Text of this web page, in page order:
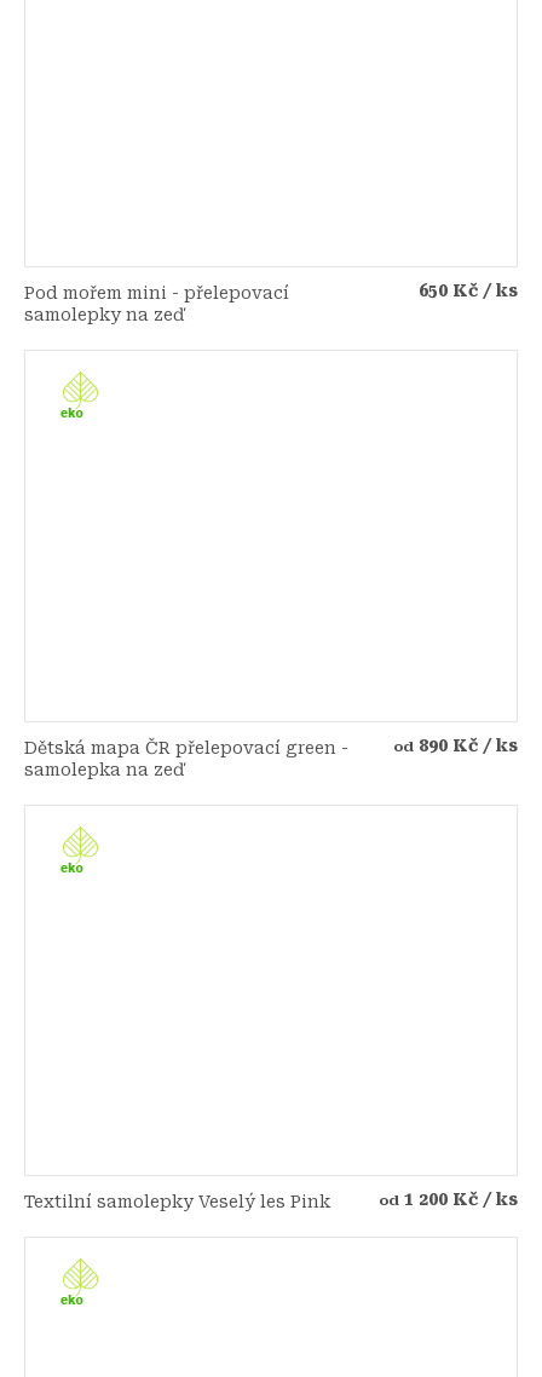
Pod mořem mini - přelepovací
samolepky na zeď
650 Kč / ks
Dětská mapa ČR přelepovací green -
samolepka na zeď
od 890 Kč / ks
Textilní samolepky Veselý les Pink od 1 200 Kč / ks